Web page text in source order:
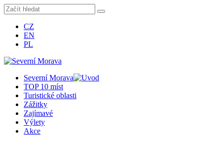
CZ
EN
PL
Severní Morava
TOP 10 míst
Turistické oblasti
Zážitky
Zajímavé
Výlety
Akce